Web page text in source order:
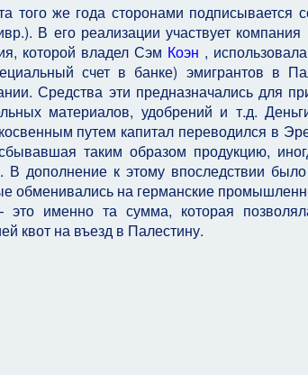
того же года сторонами подписывается
В его реализации участвует компания
которой владел Сэм Коэн ,
счет в банке) эмигрантов в
Средства эти предназначались для
материалов, удобрений и т.д.
путем капитал переводился в
таким образом продукцию,
дополнение к этому впоследствии
обменивались на германские
именно та сумма, которая
квот на въезд в Палестину.